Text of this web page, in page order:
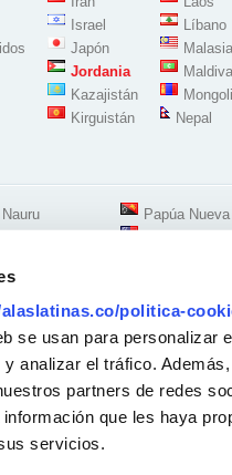
politica-
se usan para personalizar
analizar el tráfico.
partners de redes
que les haya
servicios.
Israel
Japón
Jordania
Kazajistán
Kirguistán
Líbano
Malasia
Nepal
Nauru
Papúa
Síguenos
74-688833163
h a 20.00 h